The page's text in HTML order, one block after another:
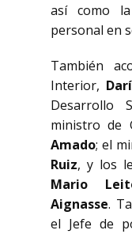
así como
personal en
También
Interior,
Desarrollo
ministro de
Amado; el
Ruiz, y los
Mario
Aignasse.
el Jefe de